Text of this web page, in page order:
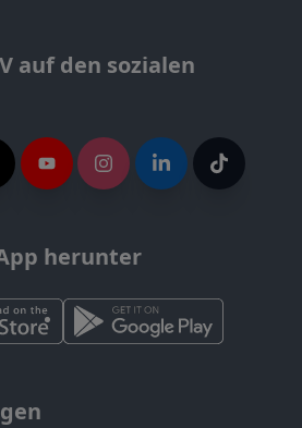
auf den sozialen
herunter